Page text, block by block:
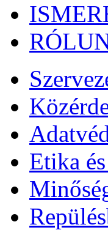
Etika